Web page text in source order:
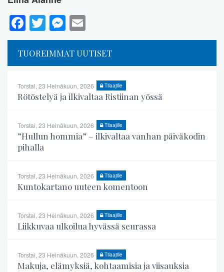
Facebook
TwitterMessenger
TUOREIMMAT UUTISET
Torstai, 23 Heinäkuun, 2026 Tilaajille
Rötöstelyä ja ilkivaltaa Ristiinan yössä
Torstai, 23 Heinäkuun, 2026 Tilaajille
”Hullun hommia” – ilkivaltaa vanhan päiväkodin
pihalla
Torstai, 23 Heinäkuun, 2026 Tilaajille
Kuntokartano uuteen komentoon
Torstai, 23 Heinäkuun, 2026 Tilaajille
Liikkuvaa ulkoilua hyvässä seurassa
Torstai, 23 Heinäkuun, 2026 Tilaajille
Makuja, elämyksiä, kohtaamisia ja viisauksia